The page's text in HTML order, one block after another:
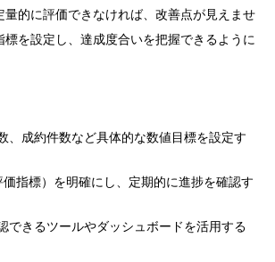
量的に評価できなければ、改善点が見えませ
標を設定し、達成度合いを把握できるように
、成約件数など具体的な数値目標を設定す
価指標）を明確にし、定期的に進捗を確認す
できるツールやダッシュボードを活用する